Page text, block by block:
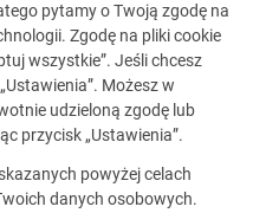
oferty
pytamy o Twoją zgodę na
Zgodę na pliki cookie
wszystkie”. Jeśli chcesz
Możesz w
udzieloną zgodę lub
przycisk „Ustawienia”.
powyżej celach
danych osobowych.